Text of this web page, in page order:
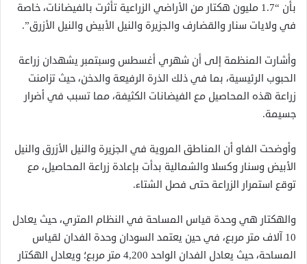
بأن “1.7 مليون هكتار من الأراضي الزراعية تأثرت بالفيضانات، خاصة
في ولايات سنار والقضارف والجزيرة والنيل الأبيض والنيل الأزرق”.
وأشارت المنظمة إلى أن شهري أغسطس وسبتمبر يشهدان زراعة
الحبوب الرئيسية، بما في ذلك الذرة الرفيعة والدخن، حيث تزامنت
زراعة هذه المحاصيل مع الفيضانات الكثيفة، مما تسبب في أضرار
جسيمة.
وأوضحت الفاو أن المناطق المروية في الجزيرة والنيل الأزرق والنيل
الأبيض وسنار وكسلا والشمالية بدأت بإعادة زراعة المحاصيل، مع
توقع استمرار الزراعة حتى فصل الشتاء.
والهكتار هي وحدة قياس المساحة في النظام المتري، حيث يعادل
10 آلاف متر مربع، في حين يعتمد السودان وحدة الفدان لقياس
المساحة، حيث يعادل الفدان الواحد 4,200 متر مربع؛ ويعادل الهكتار